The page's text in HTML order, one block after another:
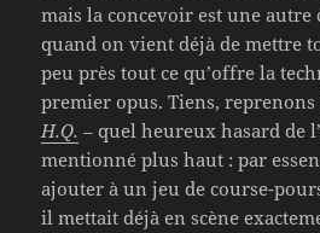
mais la concevoir est une autre
quand on vient déjà de mettre
peu près tout ce qu’offre la
premier opus. Tiens,
H.Q. – quel heureux hasard de
mentionné plus haut : par
ajouter à un jeu de course-
il mettait déjà en scène